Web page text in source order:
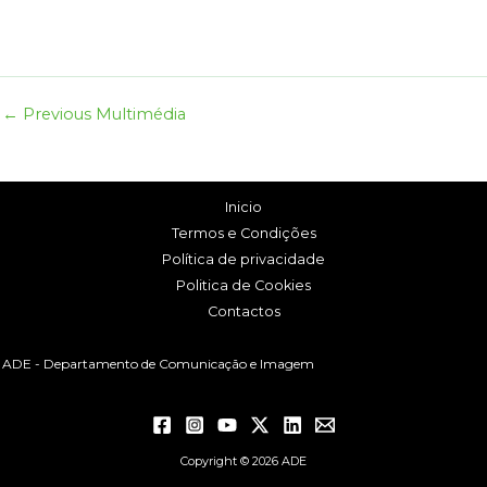
← Previous Multimédia
Inicio
Termos e Condições
Política de privacidade
Politica de Cookies
Contactos
ADE - Departamento de Comunicação e Imagem
Copyright © 2026 ADE